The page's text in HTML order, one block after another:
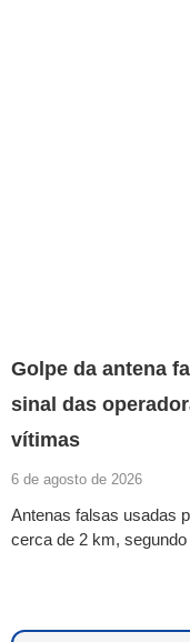
Golpe da antena
sinal das
vítimas
6 de agosto de 2026
Antenas falsas usadas
cerca de 2 km,